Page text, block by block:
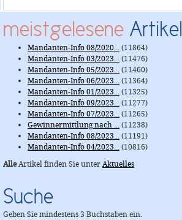
meistgelesene Artikel
Mandanten-Info 08/2020...(11864)
Mandanten-Info 03/2023...(11476)
Mandanten-Info 05/2023...(11460)
Mandanten-Info 06/2023...(11364)
Mandanten-Info 01/2023...(11325)
Mandanten-Info 09/2023...(11277)
Mandanten-Info 07/2023...(11265)
Gewinnermittlung nach ...(11238)
Mandanten-Info 08/2023...(11191)
Mandanten-Info 04/2023...(10816)
AlleArtikel finden Sie unterAktuelles
Suche
Geben Sie mindestens 3 Buchstaben ein.